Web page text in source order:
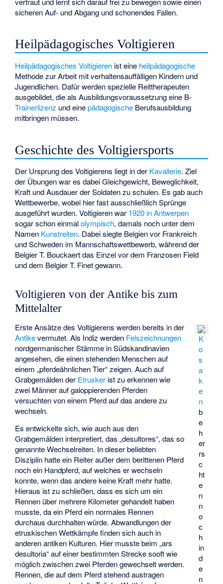
sicheren Auf- und Abgang und schonendes Fallen.
Heilpädagogisches Voltigieren
Heilpädagogisches Voltigieren ist eine heilpädagogische
Methode zur Arbeit mit verhaltensauffälligen Kindern und
Jugendlichen. Dafür werden spezielle Reittherapeuten
ausgebildet, die als Ausbildungsvoraussetzung eine B-
Trainerlizenz und einepädagogische Berufsausbildung
mitbringen müssen.
Geschichte des Voltigiersports
Der Ursprung des Voltigierens liegt in der Kavallerie. Ziel
der Übungen war es dabei Gleichgewicht, Beweglichkeit,
Kraft und Ausdauer der Soldaten zu schulen. Es gab auch
Wettbewerbe, wobei hier fast ausschließlich Sprünge
ausgeführt wurden. Voltigieren war 1920 in Antwerpen
sogar schon einmalolympisch, damals noch unter dem
Namen Kunstreiten. Dabei siegte Belgien vor Frankreich
und Schweden im Mannschaftswettbewerb, während der
Belgier T. Bouckaert das Einzel vor dem Franzosen Field
und dem Belgier T. Finet gewann.
Voltigieren von der Antike bis zum
Mittelalter
K
o
s
a
k
e
n
b
e
h
er
rs
c
ht
e
n
n
o
c
h
in
d
e
n
Erste Ansätze des Voltigierens werden bereits in der
Antikevermutet. Als Indiz werden Felszeichnungen
nordgermanischer Stämme in Südskandinavien
angesehen, die einen stehenden Menschen auf
einem „pferdeähnlichen Tier“ zeigen. Auch auf
Grabgemälden der Etrusker ist zu erkennen wie
zwei Männer auf galoppierenden Pferden
versuchten von einem Pferd auf das andere zu
wechseln.
Es entwickelte sich, wie auch aus den
Grabgemälden interpretiert, das „desultores“, das so
genannte Wechselreiten. In dieser beliebten
Disziplin hatte ein Reiter außer dem berittenen Pferd
noch ein Handpferd, auf welches er wechseln
konnte, wenn das andere keine Kraft mehr hatte.
Hieraus ist zu schließen, dass es sich um ein
Rennen über mehrere Kilometer gehandelt haben
musste, da ein Pferd ein normales Rennen
durchaus durchhalten würde. Abwandlungen der
etruskischen Wettkämpfe finden sich auch in
anderen antiken Kulturen. Hier musste beim „ars
desultoria“ auf einer bestimmten Strecke sooft wie
möglich zwischen zwei Pferden gewechselt werden.
Rennen, die auf dem Pferd stehend austragen